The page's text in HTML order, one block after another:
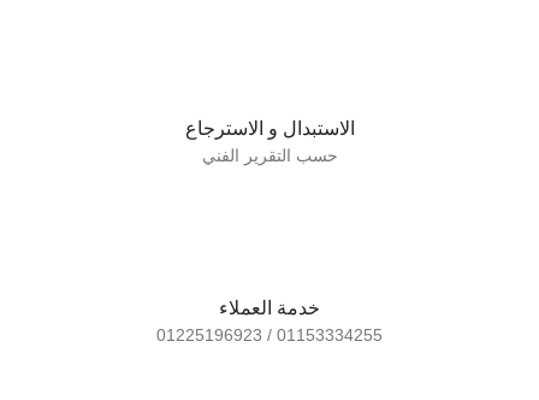
الاستبدال و الاسترجاع
حسب التقرير الفني
خدمة العملاء
01153334255 / 01225196923